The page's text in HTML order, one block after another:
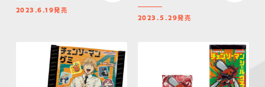
2023.6.19発売
2023.5.29発売